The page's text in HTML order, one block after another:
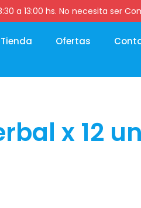
a 13:00 hs. No necesita
Tienda Ofertas
x 12